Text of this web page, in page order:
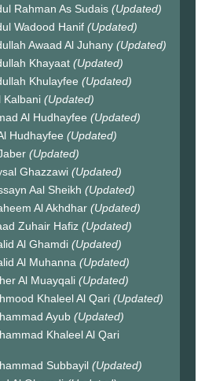
Rahman As Sudais (Updated)
Wadood Hanif (Updated)
Awaad Al Juhany (Updated)
Khayaat (Updated)
Khulayfee (Updated)
Kalbani (Updated)
Al Hudhayfee (Updated)
Hudhayfee (Updated)
(Updated)
Ghazzawi (Updated)
Aal Sheikh (Updated)
Al Akhdhar (Updated)
Zuhair Hafiz (Updated)
Al Ghamdi (Updated)
Al Muhanna (Updated)
Al Muayqali (Updated)
Khaleel Al Qari (Updated)
Ayub (Updated)
Khaleel Al Qari
Subbayil (Updated)